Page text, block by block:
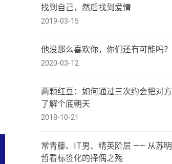
找到自己，然后找到爱情
2019-03-15
他没那么喜欢你，你们还有可能吗？
2020-03-12
两颗红豆：如何通过三次约会把对方
了解个底朝天
2018-10-21
常青藤、IT男、精英阶层 —— 从苏明
哲看标签化的择偶之殇